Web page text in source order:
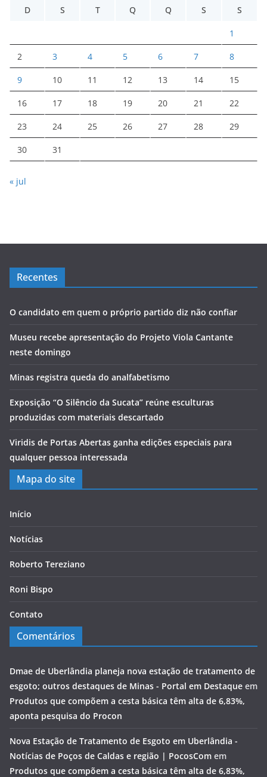
D
S T Q Q S S
1
2 3 4 5 6 7 8
9 10 11 12 13 14 15
16 17 18 19 20 21 22
23 24 25 26 27 28 29
30 31
« jul
Recentes
O candidato em quem o próprio partido diz não confiar
Museu recebe apresentação do Projeto Viola Cantante
neste domingo
Minas registra queda do analfabetismo
Exposição “O Silêncio da Sucata” reúne esculturas
produzidas com materiais descartado
Viridis de Portas Abertas ganha edições especiais para
qualquer pessoa interessada
Mapa do site
Início
Notícias
Roberto Tereziano
Roni Bispo
Contato
Comentários
Dmae de Uberlândia planeja nova estação de tratamento de
esgoto; outros destaques de Minas - Portal em Destaque em
Produtos que compõem a cesta básica têm alta de 6,83%,
aponta pesquisa do Procon
Nova Estação de Tratamento de Esgoto em Uberlândia -
Notícias de Poços de Caldas e região | PocosCom em
Produtos que compõem a cesta básica têm alta de 6,83%,